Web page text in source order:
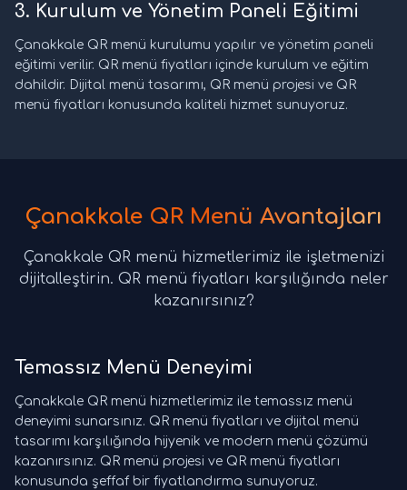
3. Kurulum ve Yönetim Paneli Eğitimi
Çanakkale QR menü kurulumu yapılır ve yönetim paneli
eğitimi verilir. QR menü fiyatları içinde kurulum ve eğitim
dahildir. Dijital menü tasarımı, QR menü projesi ve QR
menü fiyatları konusunda kaliteli hizmet sunuyoruz.
Çanakkale QR Menü Avantajları
Çanakkale QR menü hizmetlerimiz ile işletmenizi
dijitalleştirin. QR menü fiyatları karşılığında neler
kazanırsınız?
Temassız Menü Deneyimi
Çanakkale QR menü hizmetlerimiz ile temassız menü
deneyimi sunarsınız. QR menü fiyatları ve dijital menü
tasarımı karşılığında hijyenik ve modern menü çözümü
kazanırsınız. QR menü projesi ve QR menü fiyatları
konusunda şeffaf bir fiyatlandırma sunuyoruz.